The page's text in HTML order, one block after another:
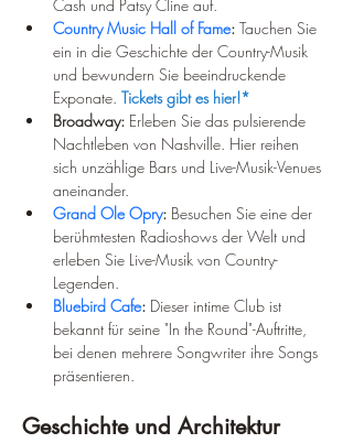
Cash und Patsy Cline auf.
Country Music Hall of Fame: Tauchen Sie
ein in die Geschichte der Country-Musik
und bewundern Sie beeindruckende
Exponate. Tickets gibt es hier!*
Broadway: Erleben Sie das pulsierende
Nachtleben von Nashville. Hier reihen
sich unzählige Bars und Live-Musik-Venues
aneinander.
Grand Ole Opry: Besuchen Sie eine der
berühmtesten Radioshows der Welt und
erleben Sie Live-Musik von Country-
Legenden.
Bluebird Cafe: Dieser intime Club ist
bekannt für seine "In the Round"-Auftritte,
bei denen mehrere Songwriter ihre Songs
präsentieren.
Geschichte und Architektur